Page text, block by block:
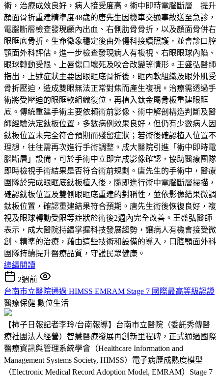
術，治療成效良好，病人接受度高。術中即時電腦斷層 提升
顏面骨折重建精準度48歲的唐先生因機車交通事故送至急診，
電腦斷層檢查發現顱內出血、右側肋骨骨折，以及顏面骨併右
眼眶底骨折。生命徵象穩定後由外傷科接續照護，並會診口腔
顎面外科評估。進一步檢查發現病人有複視、右眼眼球內陷、
眼球轉動受限、上唇傷口壞死及咬合改變等情形。王盛弘醫師
指出，上述症狀主要因眼眶底骨折後，眶內軟組織及眼外肌受
骨折壓迫，造成雙眼無法正常對焦而產生複視。治療需透過手
術將受壓迫的眼眶軟組織復位，再植入鈦金屬骨板重建眼眶
底。傳統重建手術主要依賴術前影像、術中解剖構造判斷及醫
師經驗決定鈦板位置，多數病例效果良好，但仍有少數病人因
鈦板位置未完全符合預期而殘留症狀；若術後確認植入位置不
理想，往往需再次進行手術調整。成大醫院引進「術中即時電
腦斷層」設備，可於手術中立即完成影像確認，協助醫療團隊
即時檢視手術結果是否符合術前規劃。唐先生的手術中，醫療
團隊於完成眼眶底鈦板植入後，隨即進行術中電腦斷層掃描，
確認鈦板位置及雙側眼眶底重建的對稱性，並依影像結果微調
鈦板位置，確認重建結果符合預期。唐先生術後恢復良好，複
視及眼球轉動受限等症狀於術後2週內完全改善。王盛弘醫師
表示，成大醫院持續掌握科技發展趨勢，讓病人有機會接受微
創、精準的治療，藉由這些技術和設備的導入，口腔顎面外科
團隊持續提升醫療品質，守護民眾健康。
繼續閱讀
2週前
台南市立醫院通過 HIMSS EMRAM Stage 7 國際最高等級認證
醫療保健 數位生活
【柿子日報記者李玲/台南報導】台南市立醫院（委託秀傳醫
療社團法人經營）智慧醫療發展再創新里程碑，正式通過國際
醫療資訊與管理系統學會（Healthcare Information and
Management Systems Society, HIMSS）電子病歷成熟度模型
（Electronic Medical Record Adoption Model, EMRAM）Stage 7